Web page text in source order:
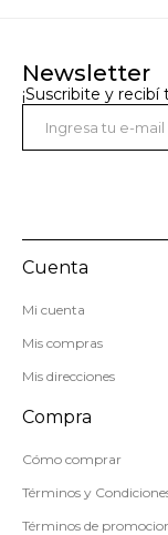
Newsletter
¡Suscribite y
Cuenta
Mi cuenta
Mis compras
Mis direcciones
Compra
Cómo comprar
Términos y
Términos de